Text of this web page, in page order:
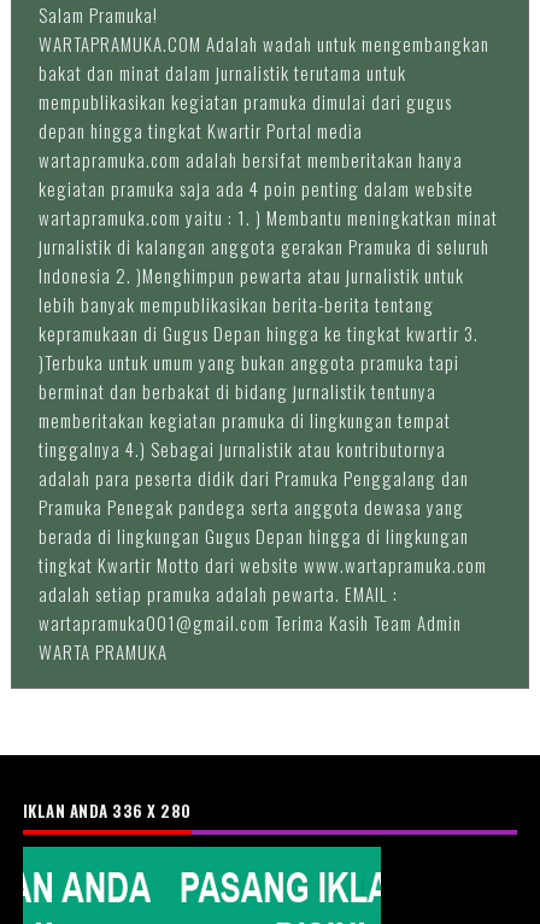
Salam Pramuka!
WARTAPRAMUKA.COM Adalah wadah untuk mengembangkan
bakat dan minat dalam jurnalistik terutama untuk
mempublikasikan kegiatan pramuka dimulai dari gugus
depan hingga tingkat Kwartir Portal media
wartapramuka.com adalah bersifat memberitakan hanya
kegiatan pramuka saja ada 4 poin penting dalam website
wartapramuka.com yaitu : 1. ) Membantu meningkatkan minat
jurnalistik di kalangan anggota gerakan Pramuka di seluruh
Indonesia 2. )Menghimpun pewarta atau jurnalistik untuk
lebih banyak mempublikasikan berita-berita tentang
kepramukaan di Gugus Depan hingga ke tingkat kwartir 3.
)Terbuka untuk umum yang bukan anggota pramuka tapi
berminat dan berbakat di bidang jurnalistik tentunya
memberitakan kegiatan pramuka di lingkungan tempat
tinggalnya 4.) Sebagai jurnalistik atau kontributornya
adalah para peserta didik dari Pramuka Penggalang dan
Pramuka Penegak pandega serta anggota dewasa yang
berada di lingkungan Gugus Depan hingga di lingkungan
tingkat Kwartir Motto dari website www.wartapramuka.com
adalah setiap pramuka adalah pewarta. EMAIL :
wartapramuka001@gmail.com Terima Kasih Team Admin
WARTA PRAMUKA
IKLAN ANDA 336 X 280